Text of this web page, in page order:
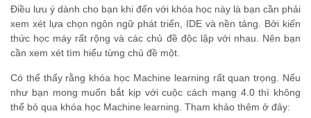
Điều lưu ý dành cho bạn khi đến với khóa học này là bạn cần phải
xem xét lựa chọn ngôn ngữ phát triển, IDE và nền tảng. Bởi kiến
thức học máy rất rộng và các chủ đề độc lập với nhau. Nên bạn
cần xem xét tìm hiểu từng chủ đề một.
Có thể thấy rằng khóa học Machine learning rất quan trọng. Nếu
như bạn mong muốn bắt kịp với cuộc cách mạng 4.0 thì không
thể bỏ qua khóa học Machine learning. Tham khảo thêm ở đây: